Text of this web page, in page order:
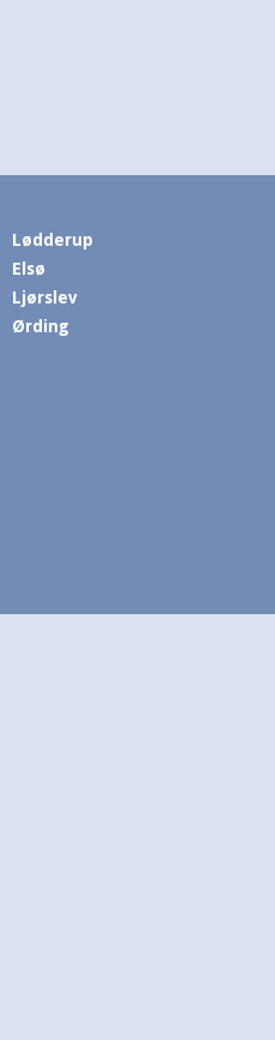
Lødderup
Elsø
Ljørslev
Ørding